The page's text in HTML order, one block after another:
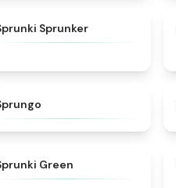
Sprunker
Green